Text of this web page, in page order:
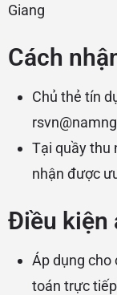
Giang
Cách
Chủ thẻ tín
Tại quầy thu
nhận được
Điều kiện
Áp dụng cho
toán trực